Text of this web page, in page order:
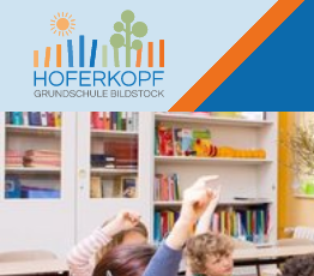
Zum Hauptinhalt springen